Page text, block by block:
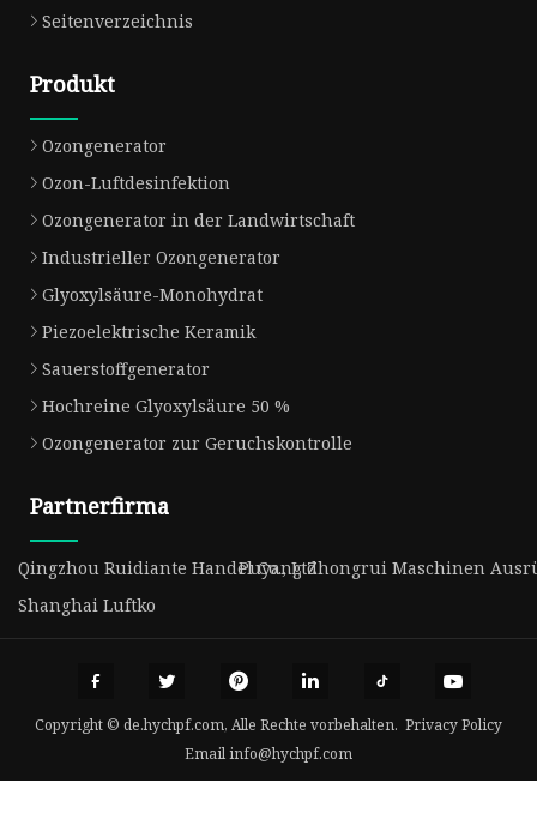
Seitenverzeichnis
Produkt
Ozongenerator
Ozon-Luftdesinfektion
Ozongenerator in der Landwirtschaft
Industrieller Ozongenerator
Glyoxylsäure-Monohydrat
Piezoelektrische Keramik
Sauerstoffgenerator
Hochreine Glyoxylsäure 50 %
Ozongenerator zur Geruchskontrolle
Partnerfirma
Qingzhou Ruidiante Handel Co., LtdPuyang Zhongrui Maschinen
Shanghai Luftko
Copyright © de.hychpf.com, Alle Rechte vorbehalten. Privacy Policy
Emailinfo@hychpf.com